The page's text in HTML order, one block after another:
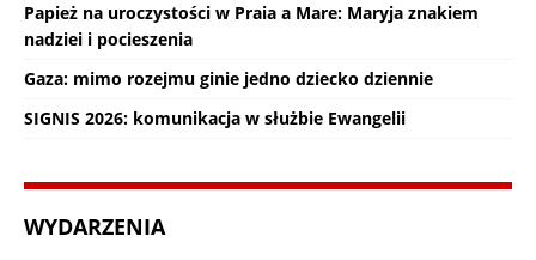
Papież na uroczystości w Praia a Mare: Maryja znakiem
nadziei i pocieszenia
Gaza: mimo rozejmu ginie jedno dziecko dziennie
SIGNIS 2026: komunikacja w służbie Ewangelii
WYDARZENIA